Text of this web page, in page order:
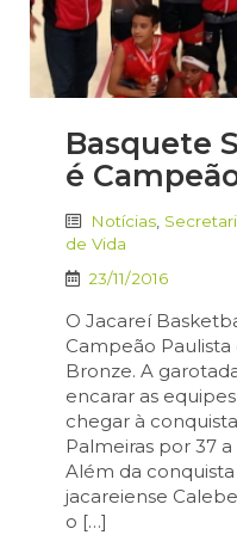
Basquete
é
Notícias
de Vida
23/11/2016
O Jacareí
Campeão Paulista
Bronze. A
encarar as
chegar à
Palmeiras por 37
Além da
jacareiense
o […]